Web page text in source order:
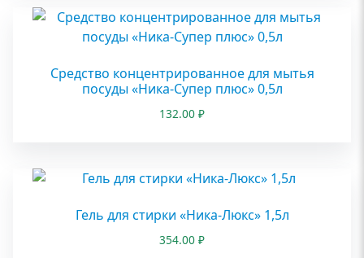
Средство концентрированное для мытья
посуды «Ника-Супер плюс» 0,5л
132.00 ₽
Гель для стирки «Ника-Люкс» 1,5л
354.00 ₽